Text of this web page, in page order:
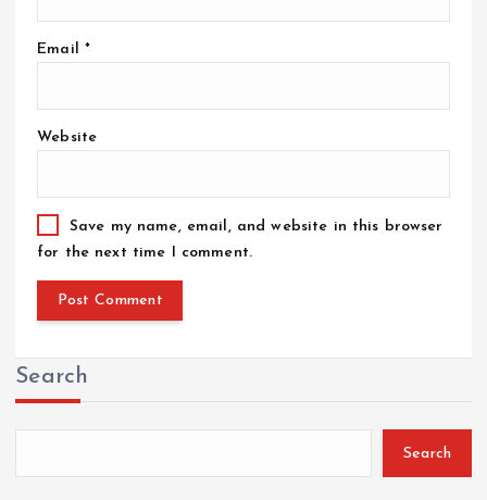
Email *
Website
Save my name, email, and website in this browser
for the next time I comment.
Search
Search